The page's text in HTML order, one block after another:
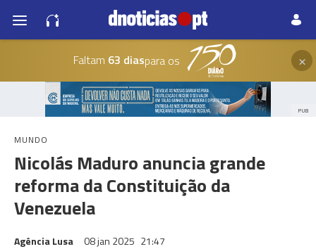
Faltam 63 diaspara os ×
PUB
MUNDO
Nicolás Maduro anuncia grande
reforma da Constituição da
Venezuela
Agência Lusa 08 jan 2025 21:47